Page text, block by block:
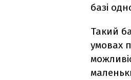
базі
Такий
умовах